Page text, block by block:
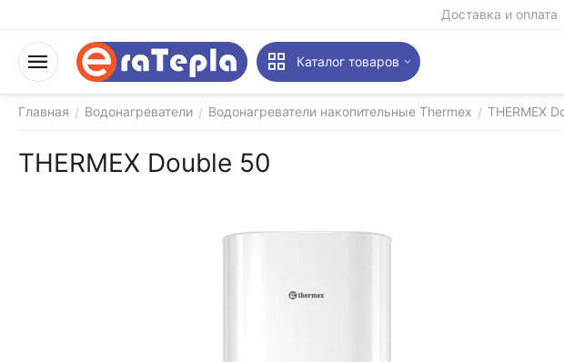
Доставка и оплата
Каталог товаров
Главная / Водонагреватели / Водонагреватели накопительные Thermex / THERMEX
THERMEX Double 50